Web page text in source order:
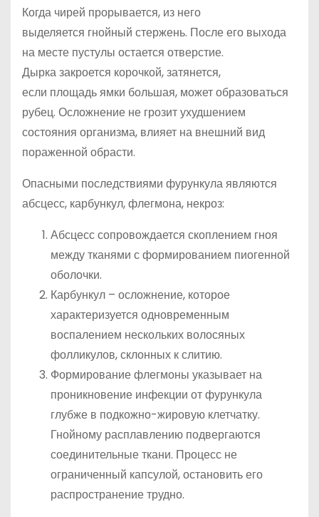
Когда чирей прорывается, из него
выделяется гнойный стержень. После его выхода
на месте пустулы остается отверстие.
Дырка закроется корочкой, затянется,
если площадь ямки большая, может образоваться
рубец. Осложнение не грозит ухудшением
состояния организма, влияет на внешний вид
пораженной обрасти.
Опасными последствиями фурункула являются
абсцесс, карбункул, флегмона, некроз:
Абсцесс сопровождается скоплением гноя
между тканями с формированием пиогенной
оболочки.
Карбункул – осложнение, которое
характеризуется одновременным
воспалением нескольких волосяных
фолликулов, склонных к слитию.
Формирование флегмоны указывает на
проникновение инфекции от фурункула
глубже в подкожно-жировую клетчатку.
Гнойному расплавлению подвергаются
соединительные ткани. Процесс не
ограниченный капсулой, остановить его
распространение трудно.